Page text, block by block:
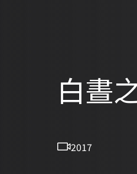
白晝
2017